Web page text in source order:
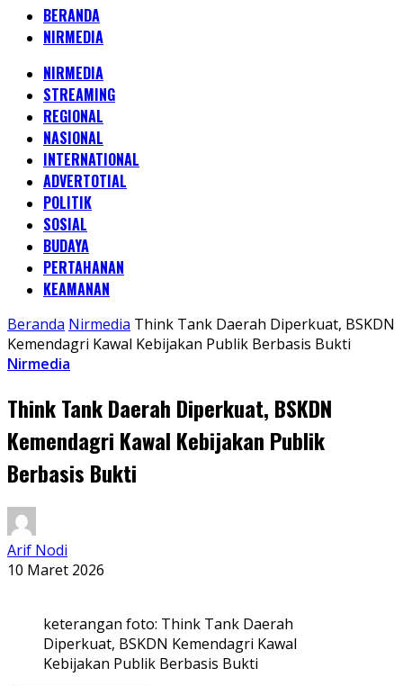
BERANDA
NIRMEDIA
NIRMEDIA
STREAMING
REGIONAL
NASIONAL
INTERNATIONAL
ADVERTOTIAL
POLITIK
SOSIAL
BUDAYA
PERTAHANAN
KEAMANAN
Beranda Nirmedia Think Tank Daerah Diperkuat, BSKDN
Kemendagri Kawal Kebijakan Publik Berbasis Bukti
Nirmedia
Think Tank Daerah Diperkuat, BSKDN
Kemendagri Kawal Kebijakan Publik
Berbasis Bukti
Arif Nodi
10 Maret 2026
keterangan foto: Think Tank Daerah
Diperkuat, BSKDN Kemendagri Kawal
Kebijakan Publik Berbasis Bukti